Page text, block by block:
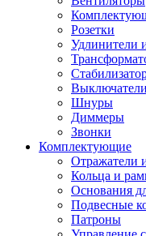
Розетки
Удлинители
Выключатели
Шнуры
Диммеры
Звонки
Комплектующие
Отражатели
Кольца и
Основания
Подвесные
Патроны